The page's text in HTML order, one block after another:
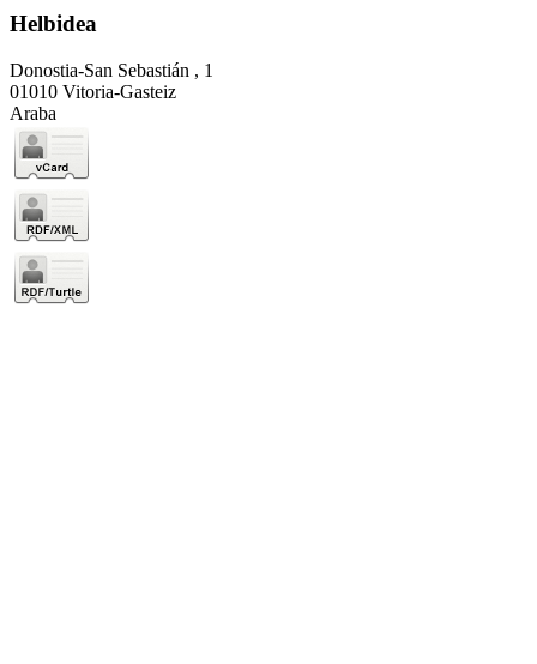
Helbidea
Donostia-San Sebastián , 1
01010 Vitoria-Gasteiz
Araba